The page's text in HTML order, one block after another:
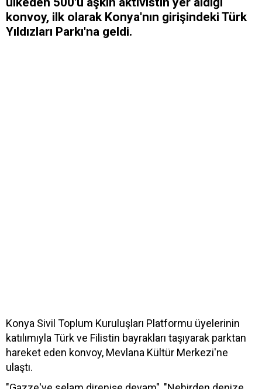
konvoy, ilk olarak Konya'nın girişindeki Türk
Yıldızları Parkı'na geldi.
Konya Sivil Toplum Kuruluşları Platformu üyelerinin
katılımıyla Türk ve Filistin bayrakları taşıyarak parktan
hareket eden konvoy, Mevlana Kültür Merkezi'ne
ulaştı.